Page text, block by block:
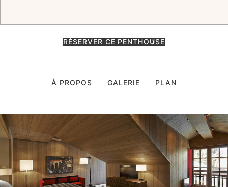
RÉSERVER CE PENTHOUSE
À PROPOS GALERIE PLAN